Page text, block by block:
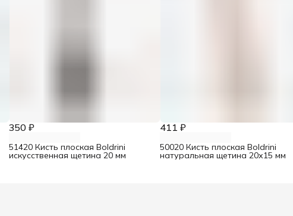
350 ₽
51420 Кисть плоская Boldrini
искусственная щетина 20 мм
411 ₽
50020 Кисть плоская Boldrini
натуральная щетина 20х15 мм